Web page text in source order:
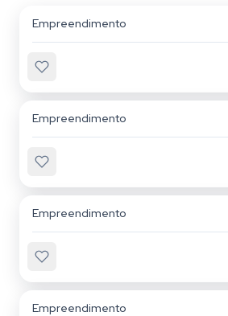
Empreendimento
Empreendimento
Empreendimento
Empreendimento